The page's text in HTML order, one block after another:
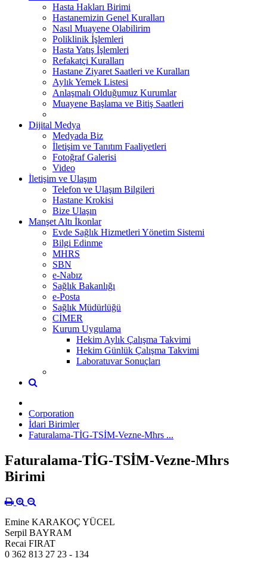
Hasta Hakları Birimi
Hastanemizin Genel Kuralları
Nasıl Muayene Olabilirim
Poliklinik İşlemleri
Hasta Yatış İşlemleri
Refakatçi Kuralları
Hastane Ziyaret Saatleri ve Kuralları
Aylık Yemek Listesi
Anlaşmalı Olduğumuz Kurumlar
Muayene Başlama ve Bitiş Saatleri
Dijital Medya
Medyada Biz
İletişim ve Tanıtım Faaliyetleri
Fotoğraf Galerisi
Video
İletişim ve Ulaşım
Telefon ve Ulaşım Bilgileri
Hastane Krokisi
Bize Ulaşın
Manşet Altı İkonlar
Evde Sağlık Hizmetleri Yönetim Sistemi
Bilgi Edinme
MHRS
SBN
e-Nabız
Sağlık Bakanlığı
e-Posta
Sağlık Müdürlüğü
CİMER
Kurum Uygulama
Hekim Aylık Çalışma Takvimi
Hekim Günlük Çalışma Takvimi
Laboratuvar Sonuçları
Corporation
İdari Birimler
Faturalama-TİG-TSİM-Vezne-Mhrs ...
Faturalama-TİG-TSİM-Vezne-Mhrs
Birimi
Emine KARAKOÇ YÜCEL
Serpil BAYRAM
Recai FIRAT
0 362 813 27 23 - 134